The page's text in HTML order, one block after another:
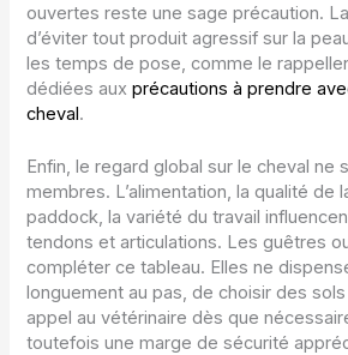
ouvertes reste une sage précaution.
d’éviter tout produit agressif sur la
les temps de pose, comme le
dédiées auxprécautions à prendre
cheval.
Enfin, le regard global sur le cheval ne
membres. L’alimentation, la qualité de
paddock, la variété du travail
tendons et articulations. Les guêtres
compléter ce tableau. Elles ne
longuement au pas, de choisir des
appel au vétérinaire dès que
toutefois une marge de sécurité